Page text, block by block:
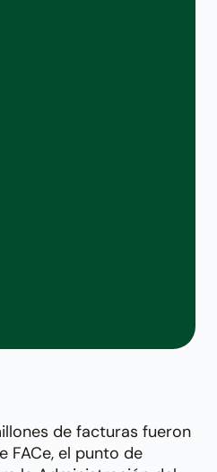
de facturas fueron
FACe, el punto de